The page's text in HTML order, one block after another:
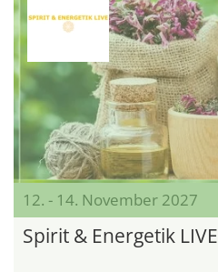
12. - 14. November 2027
Spirit & Energetik LIVE